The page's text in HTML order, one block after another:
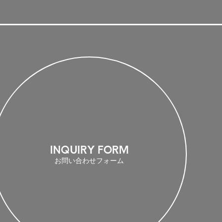
INQUIRY FORM
お問い合わせフォーム